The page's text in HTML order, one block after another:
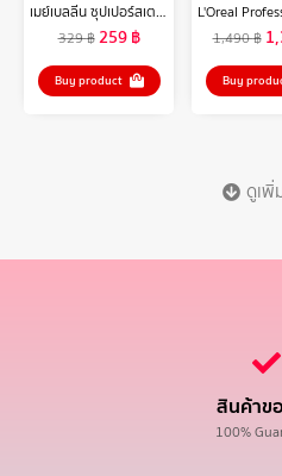
เมย์เบลลีน ซุปเปอร์สเตย์ ไวนิลอิงค์ ฟินิชฉ่ำวาว ติดทนนาน16ชม. 4.2 มล. MAYBELLINE SUPERSTAY VINYL INK LIPSTICK (ลิปติดทน, ลิปกันน้ำ, ลิปสติก)
329฿259฿
Buy product
1,490฿
Buy
ดูเพิ่
สินค้าข
100%